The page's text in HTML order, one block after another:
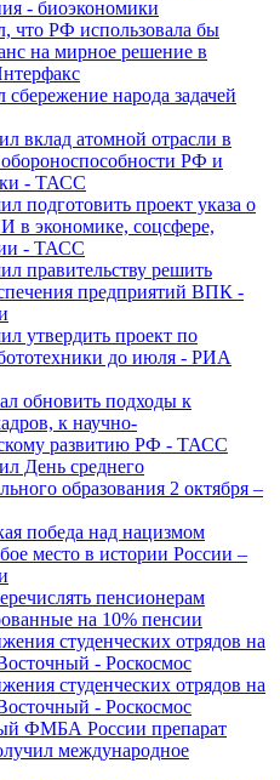
- биоэкономики
что РФ использовала бы
на мирное решение в
сбережение народа задачей
вклад атомной отрасли в
РФ и
- ТАСС
подготовить проект указа о
в экономике, соцсфере,
- ТАСС
правительству решить
предприятий ВПК -
утвердить проект по
до июля - РИА
обновить подходы к
к научно-
развитию РФ - ТАСС
День среднего
образования 2 октября –
победа над нацизмом
место в истории России –
пенсионерам
на 10% пенсии
студенческих отрядов на
- Роскосмос
студенческих отрядов на
- Роскосмос
ФМБА России препарат
международное